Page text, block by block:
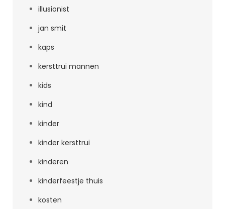
illusionist
jan smit
kaps
kersttrui mannen
kids
kind
kinder
kinder kersttrui
kinderen
kinderfeestje thuis
kosten